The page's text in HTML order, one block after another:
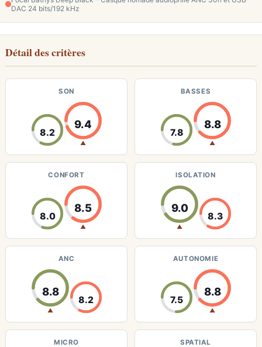
DAC 24 bits/192 kHz
Détail des critères
SON
8.2
9.4
▲
BASSES
7.8
8.8
▲
CONFORT
8.0
8.5
▲
ISOLATION
9.0
▲
8.3
ANC
8.8
▲
8.2
AUTONOMIE
7.5
8.8
▲
MICRO SPATIAL